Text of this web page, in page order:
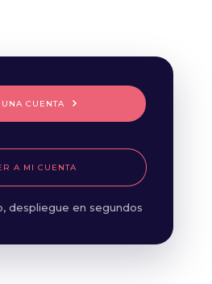
CUENTA
A MI CUENTA
despliegue en segundos